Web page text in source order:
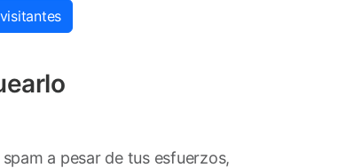
a pesar de tus esfuerzos,